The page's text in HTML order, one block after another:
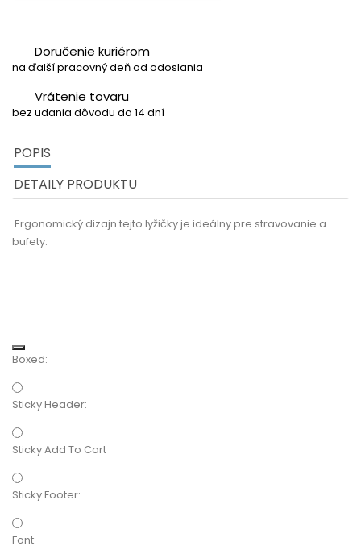
Doručenie kuriérom
na ďalší pracovný deň od odoslania
Vrátenie tovaru
bez udania dôvodu do 14 dní
POPIS
DETAILY PRODUKTU
Ergonomický dizajn tejto lyžičky je ideálny pre stravovanie a
bufety.
Boxed:
Sticky Header:
Sticky Add To Cart
Sticky Footer:
Font: